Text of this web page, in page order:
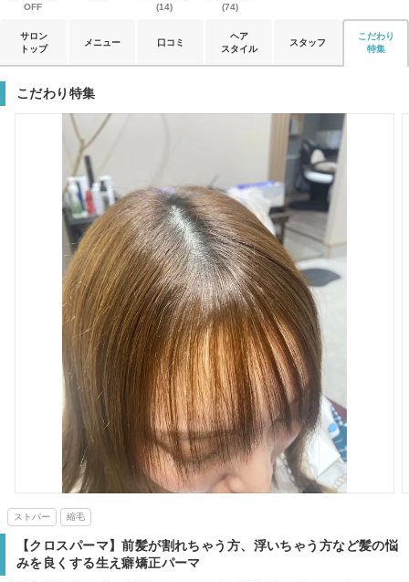
OFF
(14)
(74)
サロン
トップ
メニュー 口コミ
ヘア
スタイル
スタッフ
こだわり
特集
こだわり特集
ストパー 縮毛
【クロスパーマ】前髪が割れちゃう方、浮いちゃう方など髪の悩
みを良くする生え癖矯正パーマ